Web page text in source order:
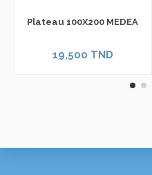
Plateau 100X200 MEDEA
19,500 TND